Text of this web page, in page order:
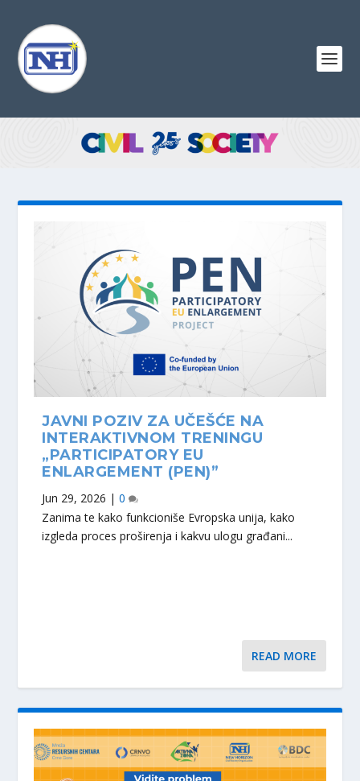
JAVNI POZIV ZA UČEŠĆE NA
INTERAKTIVNOM TRENINGU
„PARTICIPATORY EU
ENLARGEMENT (PEN)”
Jun 29, 2026 |0
Zanima te kako funkcioniše Evropska unija, kako
izgleda proces proširenja i kakvu ulogu građani...
READ MORE